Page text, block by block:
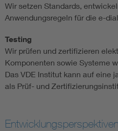
Wir setzen Standards,
Anwendungsregeln für die e-
Testing
Wir prüfen und zertifizieren
Komponenten sowie Systeme
Das VDE Institut kann auf eine
als Prüf- und
Entwicklungsperspektiven